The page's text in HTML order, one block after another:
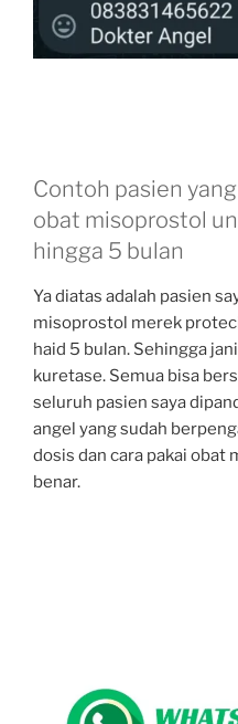
Contoh pasien
obat misoprostol
hingga 5 bulan
Ya diatas adalah pasien
misoprostol merek
haid 5 bulan. Sehingga
kuretase. Semua bisa
seluruh pasien saya
angel yang sudah
dosis dan cara pakai obat
benar.